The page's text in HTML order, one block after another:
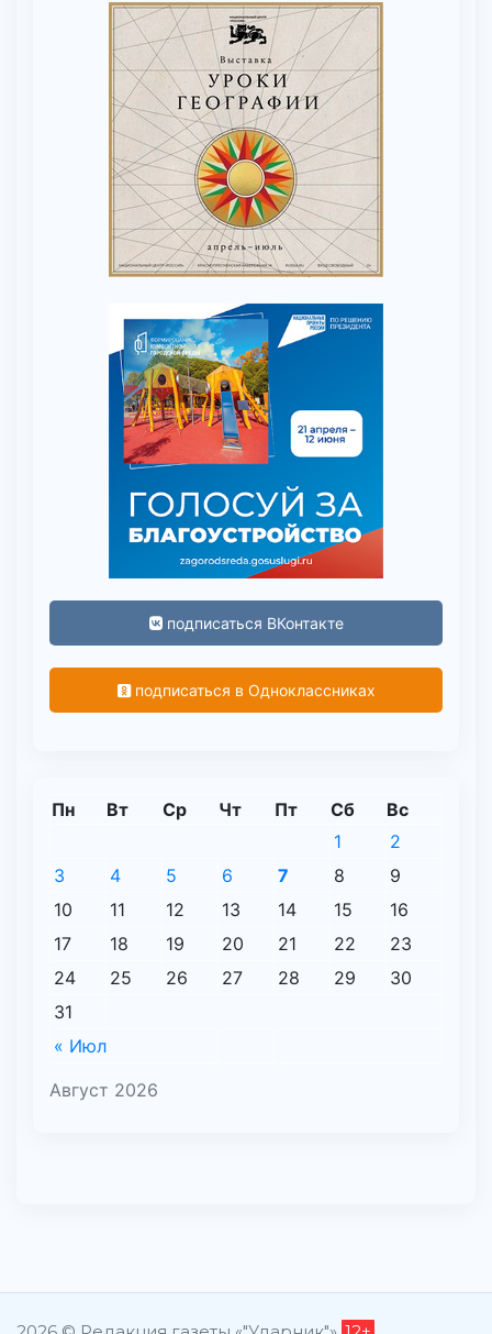
подписаться ВКонтакте
подписаться в Одноклассниках
Август 2026
Пн Вт Ср Чт Пт Сб Вс
« Июл
1
2
3
4 5 6 7 8
9
10
11 12 13 14 15
16
17
18 19 20 21 22
23
24
25 26 27 28 29
30
31